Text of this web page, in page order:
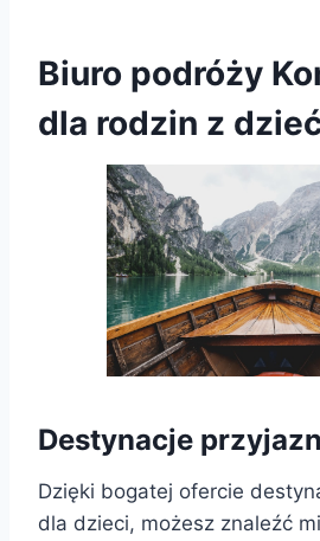
Biuro podróży
dla rodzin z
Destynacje
Dzięki bogatej ofercie
dla dzieci, możesz znaleźć